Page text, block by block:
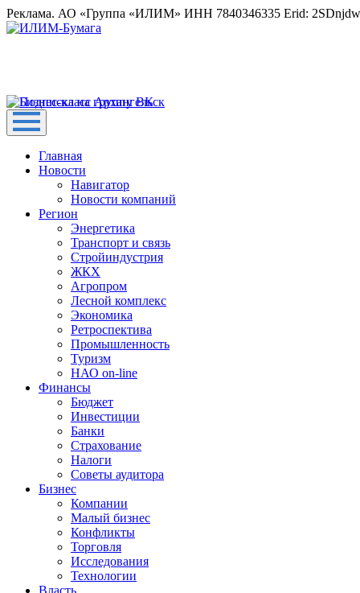
Реклама. АО «Группа «ИЛИМ» ИНН 7840346335 Erid:
Главная
Новости
Навигатор
Новости компаний
Регион
Энергетика
Транспорт и связь
Стройиндустрия
ЖКХ
Агропром
Лесной комплекс
Экономика
Ретроспектива
Промышленность
Туризм
НАО on-line
Финансы
Бюджет
Инвестиции
Банки
Страхование
Налоги
Советы аудитора
Бизнес
Компании
Малый бизнес
Конфликты
Торговля
Исследования
Технологии
Власть